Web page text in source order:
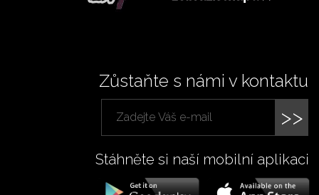
Zůstaňte s námi v kontaktu
>>
Stáhněte si naší mobilní aplikaci